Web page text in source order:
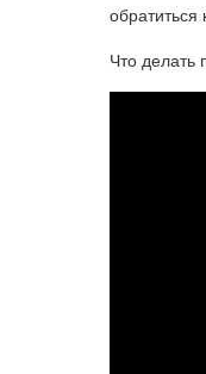
Что делать